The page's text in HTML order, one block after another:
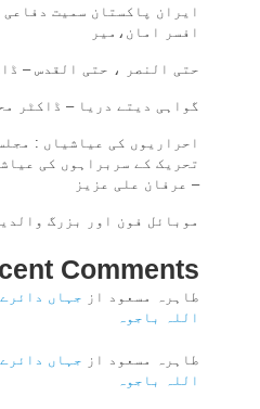
ایران پاکستان سمیت
افسر امان،میر
حتی النصر ، حتی القدس –
گواہی دیتے دریا – ڈاکٹر
احراریوں کی عیاشیاں :
تحریک کے سربراہوں کی
– عرفان علی عزیز
موبائل فون اور بزرگ
Comments
طاہرہ مسعود از جہاں
اللہ باجوہ
طاہرہ مسعود از جہاں
اللہ باجوہ